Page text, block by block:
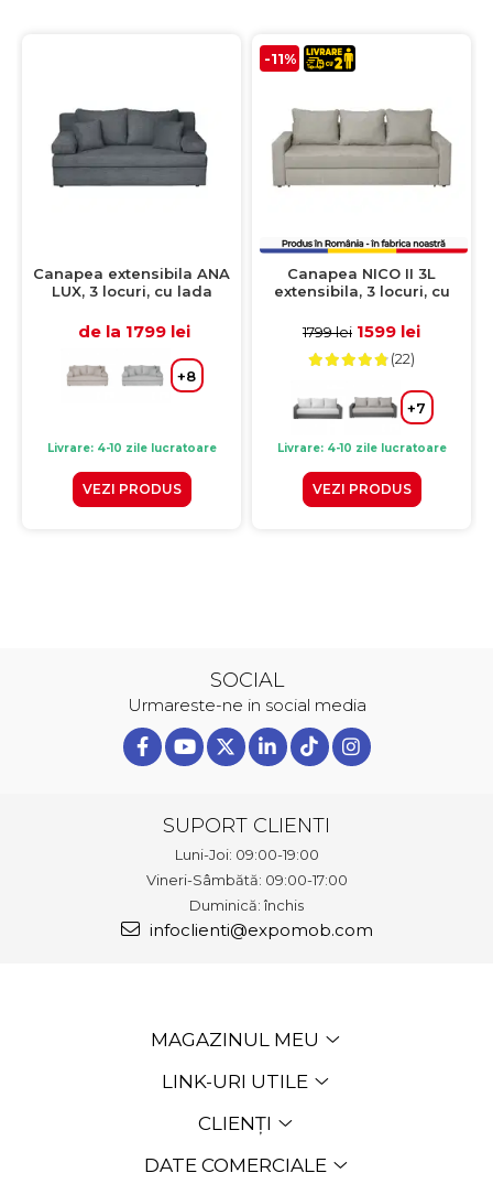
Canapea extensibila ANA
LUX, 3 locuri, cu lada
185x82x80 cm
de la 1799 lei
+8
Livrare: 4-10 zile lucratoare
VEZI PRODUS
-11%
Canapea NICO II 3L
extensibila, 3 locuri, cu
bej, 220x85x75 cm
1799 lei 1599 lei
(22)
+7
Livrare: 4-10 zile lucratoare
VEZI PRODUS
SOCIAL
Urmareste-ne in social media
SUPORT CLIENTI
Luni-Joi: 09:00-19:00
Vineri-Sâmbătă: 09:00-17:00
Duminică: închis
infoclienti@expomob.com
MAGAZINUL MEU
LINK-URI UTILE
CLIENȚI
DATE COMERCIALE